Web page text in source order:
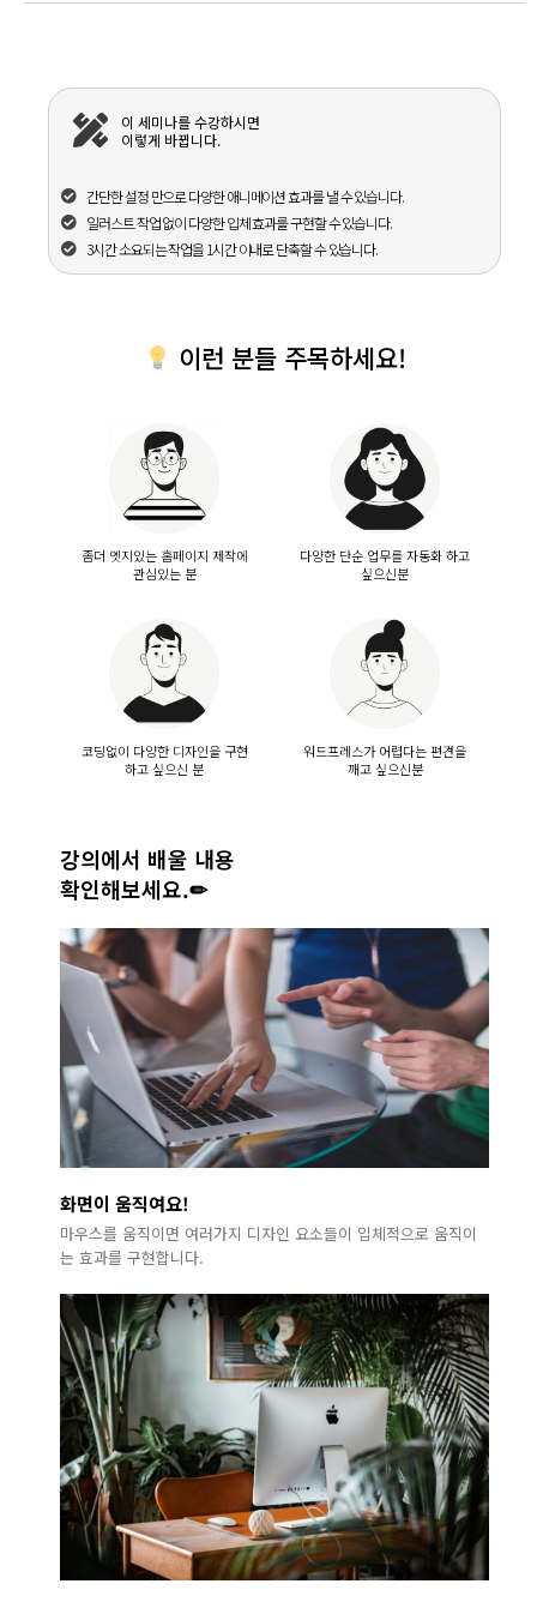
이 세미나를 수강하시면
이렇게 바뀝니다.
간단한 설정 만으로 다양한 애니메이션 효과를 낼 수 있습니다.
일러스트 작업 없이 다양한 입체 효과를 구현할 수 있습니다.
3시간 소요되는 작업을 1시간 이내로 단축할 수 있습니다.
이런 분들 주목하세요!
좀더 엣지있는 홈페이지 제작에
관심있는 분
다양한 단순 업무를 자동화 하고
싶으신분
코딩없이 다양한 디자인을 구현
하고 싶으신 분
워드프레스가 어렵다는 편견을
깨고 싶으신분
강의에서 배울 내용
확인해보세요.✏
화면이 움직여요!
마우스를 움직이면 여러가지 디자인 요소들이 입체적으로 움직이
는 효과를 구현합니다.